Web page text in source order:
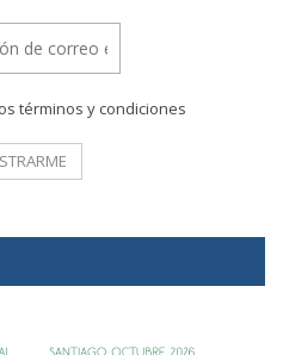
términos y condiciones